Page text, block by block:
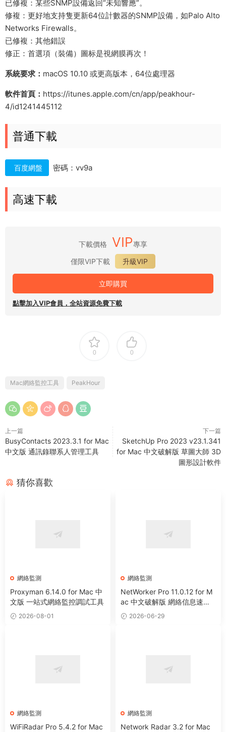
已修複：某些SNMP設備返回“未知響應”。
修複：更好地支持隻更新64位計數器的SNMP設備，如Palo Alto
Networks Firewalls。
已修複：其他錯誤
修正：首選項（裝備）圖标是視網膜再次！
系統要求： macOS 10.10 或更高版本，64位處理器
軟件首頁： https://itunes.apple.com/cn/app/peakhour-
4/id1241445112
普通下載
百度網盤 密碼：vv9a
高速下載
下載價格 VIP專享
僅限VIP下載
升級VIP
立即購買
點擊加入VIP會員，全站資源免費下載
0 0
Mac網絡監控工具 PeakHour
上一篇
BusyContacts 2023.3.1 for Mac
中文版 通訊錄聯系人管理工具
下一篇
SketchUp Pro 2023 v23.1.341
for Mac 中文破解版 草圖大師 3D
圖形設計軟件
猜你喜歡
網絡監測
Proxyman 6.14.0 for Mac 中
文版 一站式網絡監控調試工具
2026-08-01
網絡監測
NetWorker Pro 11.0.12 for M
ac 中文破解版 網絡信息速度
監測工具
2026-06-29
網絡監測
WiFiRadar Pro 5.4.2 for Mac
網絡監測
Network Radar 3.2 for Mac